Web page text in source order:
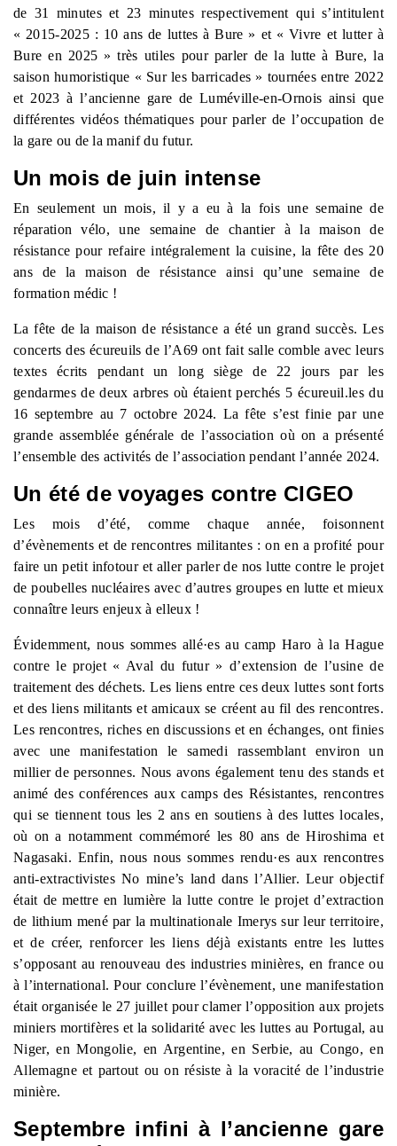
de 31 minutes et 23 minutes respectivement qui s’intitulent
« 2015-2025 : 10 ans de luttes à Bure » et « Vivre et lutter à
Bure en 2025 » très utiles pour parler de la lutte à Bure, la
saison humoristique « Sur les barricades » tournées entre 2022
et 2023 à l’ancienne gare de Luméville-en-Ornois ainsi que
différentes vidéos thématiques pour parler de l’occupation de
la gare ou de la manif du futur.
Un mois de juin intense
En seulement un mois, il y a eu à la fois une semaine de
réparation vélo, une semaine de chantier à la maison de
résistance pour refaire intégralement la cuisine, la fête des 20
ans de la maison de résistance ainsi qu’une semaine de
formation médic !
La fête de la maison de résistance a été un grand succès. Les
concerts des écureuils de l’A69 ont fait salle comble avec leurs
textes écrits pendant un long siège de 22 jours par les
gendarmes de deux arbres où étaient perchés 5 écureuil.les du
16 septembre au 7 octobre 2024. La fête s’est finie par une
grande assemblée générale de l’association où on a présenté
l’ensemble des activités de l’association pendant l’année 2024.
Un été de voyages contre CIGEO
Les mois d’été, comme chaque année, foisonnent
d’évènements et de rencontres militantes : on en a profité pour
faire un petit infotour et aller parler de nos lutte contre le projet
de poubelles nucléaires avec d’autres groupes en lutte et mieux
connaître leurs enjeux à elleux !
Évidemment, nous sommes allé·es au camp Haro à la Hague
contre le projet « Aval du futur » d’extension de l’usine de
traitement des déchets. Les liens entre ces deux luttes sont forts
et des liens militants et amicaux se créent au fil des rencontres.
Les rencontres, riches en discussions et en échanges, ont finies
avec une manifestation le samedi rassemblant environ un
millier de personnes. Nous avons également tenu des stands et
animé des conférences aux camps des Résistantes, rencontres
qui se tiennent tous les 2 ans en soutiens à des luttes locales,
où on a notamment commémoré les 80 ans de Hiroshima et
Nagasaki. Enfin, nous nous sommes rendu·es aux rencontres
anti-extractivistes No mine’s land dans l’Allier. Leur objectif
était de mettre en lumière la lutte contre le projet d’extraction
de lithium mené par la multinationale Imerys sur leur territoire,
et de créer, renforcer les liens déjà existants entre les luttes
s’opposant au renouveau des industries minières, en france ou
à l’international. Pour conclure l’évènement, une manifestation
était organisée le 27 juillet pour clamer l’opposition aux projets
miniers mortifères et la solidarité avec les luttes au Portugal, au
Niger, en Mongolie, en Argentine, en Serbie, au Congo, en
Allemagne et partout ou on résiste à la voracité de l’industrie
minière.
Septembre infini à l’ancienne gare